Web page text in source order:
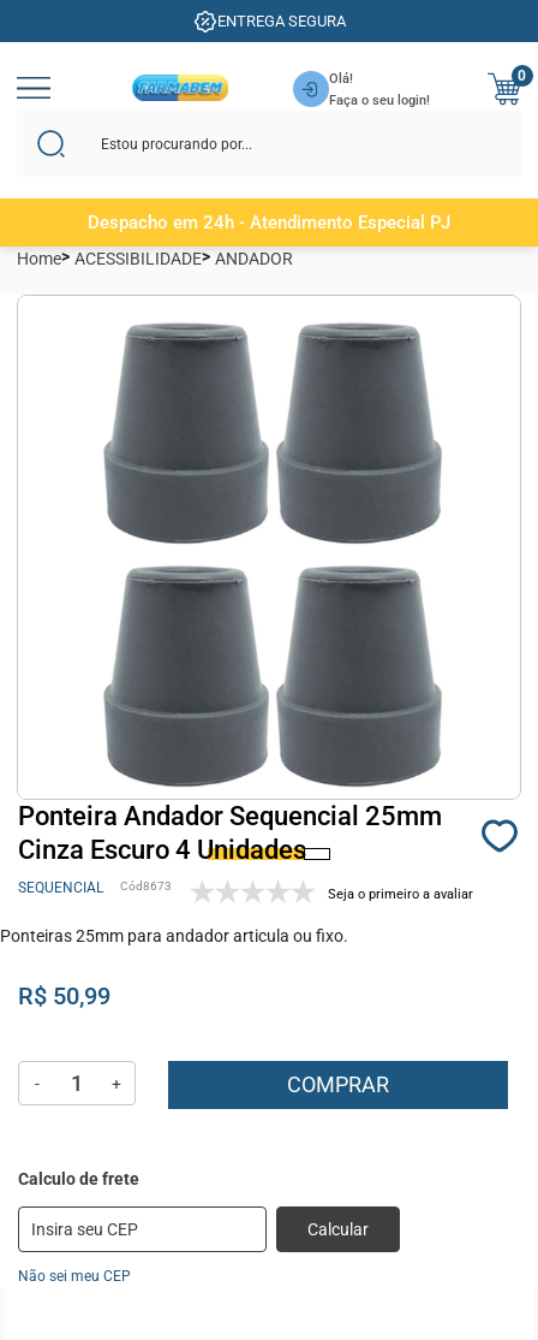
ENTREGA SEGURA
Olá!
Faça o seu login!
0
Despacho em 24h - Atendimento Especial PJ
Home ACESSIBILIDADE ANDADOR
Ponteira Andador Sequencial 25mm
Cinza Escuro 4 Unidades
SEQUENCIAL 8673 Seja o primeiro a avaliar
Ponteiras 25mm para andador articula ou fixo.
R$ 50,99
- + COMPRAR
Calcular
Não sei meu CEP